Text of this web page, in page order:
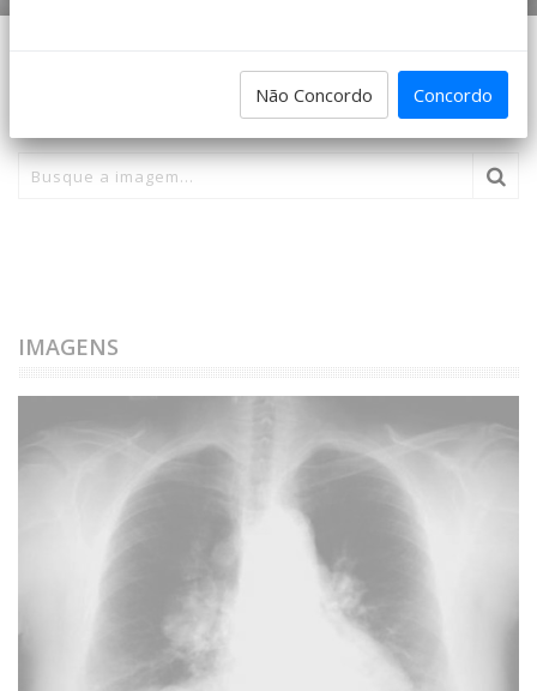
PESQUISA DE IMAGENS
IMAGENS
Não Concordo Concordo